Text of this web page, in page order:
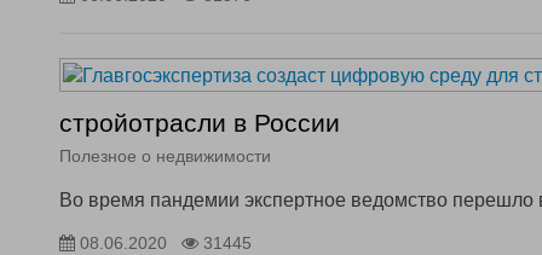
стройотрасли в России
Полезное о недвижимости
Во время пандемии экспертное ведомство
08.06.2020 31445